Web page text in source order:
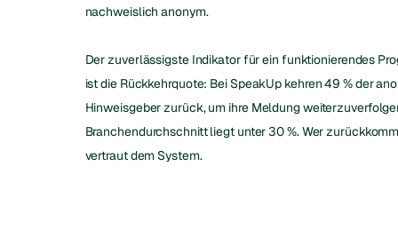
nachweislich anonym.
Der zuverlässigste Indikator für ein funktionierendes
ist die Rückkehrquote: Bei SpeakUp kehren 49 % der
Hinweisgeber zurück, um ihre Meldung
Branchendurchschnitt liegt unter 30 %. Wer
vertraut dem System.